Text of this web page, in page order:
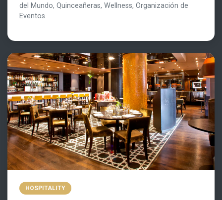
del Mundo, Quinceañeras, Wellness, Organización de
Eventos.
HOSPITALITY